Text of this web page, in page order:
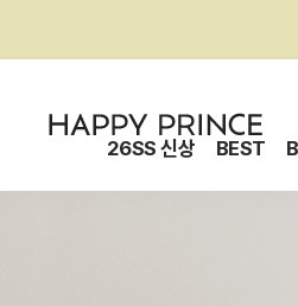
26SS 신상 BEST